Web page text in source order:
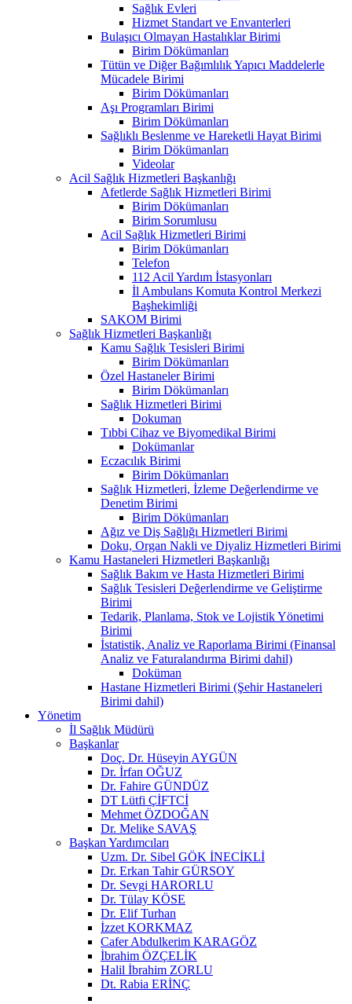
Sağlık Evleri
Hizmet Standart ve Envanterleri
Bulaşıcı Olmayan Hastalıklar Birimi
Birim Dökümanları
Tütün ve Diğer Bağımlılık Yapıcı Maddelerle
Mücadele Birimi
Birim Dökümanları
Aşı Programları Birimi
Birim Dökümanları
Sağlıklı Beslenme ve Hareketli Hayat Birimi
Birim Dökümanları
Videolar
Acil Sağlık Hizmetleri Başkanlığı
Afetlerde Sağlık Hizmetleri Birimi
Birim Dökümanları
Birim Sorumlusu
Acil Sağlık Hizmetleri Birimi
Birim Dökümanları
Telefon
112 Acil Yardım İstasyonları
İl Ambulans Komuta Kontrol Merkezi
Başhekimliği
SAKOM Birimi
Sağlık Hizmetleri Başkanlığı
Kamu Sağlık Tesisleri Birimi
Birim Dökümanları
Özel Hastaneler Birimi
Birim Dökümanları
Sağlık Hizmetleri Birimi
Dokuman
Tıbbi Cihaz ve Biyomedikal Birimi
Dokümanlar
Eczacılık Birimi
Birim Dökümanları
Sağlık Hizmetleri, İzleme Değerlendirme ve
Denetim Birimi
Birim Dökümanları
Ağız ve Diş Sağlığı Hizmetleri Birimi
Doku, Organ Nakli ve Diyaliz Hizmetleri Birimi
Kamu Hastaneleri Hizmetleri Başkanlığı
Sağlık Bakım ve Hasta Hizmetleri Birimi
Sağlık Tesisleri Değerlendirme ve Geliştirme
Birimi
Tedarik, Planlama, Stok ve Lojistik Yönetimi
Birimi
İstatistik, Analiz ve Raporlama Birimi (Finansal
Analiz ve Faturalandırma Birimi dahil)
Doküman
Hastane Hizmetleri Birimi (Şehir Hastaneleri
Birimi dahil)
Yönetim
İl Sağlık Müdürü
Başkanlar
Doç. Dr. Hüseyin AYGÜN
Dr. İrfan OĞUZ
Dr. Fahire GÜNDÜZ
DT Lütfi ÇİFTCİ
Mehmet ÖZDOĞAN
Dr. Melike SAVAŞ
Başkan Yardımcıları
Uzm. Dr. Sibel GÖK İNECİKLİ
Dr. Erkan Tahir GÜRSOY
Dr. Sevgi HARORLU
Dr. Tülay KÖSE
Dr. Elif Turhan
İzzet KORKMAZ
Cafer Abdulkerim KARAGÖZ
İbrahim ÖZÇELİK
Halil İbrahim ZORLU
Dt. Rabia ERİNÇ